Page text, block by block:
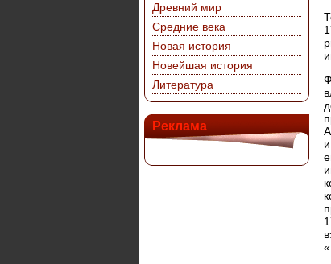
Древний мир
Средние века
Новая история
Новейшая история
Литература
Реклама